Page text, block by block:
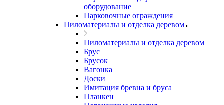
оборудование
Парковочные ограждения
Пиломатериалы и отделка деревом
Пиломатериалы и отделка деревом
Брус
Брусок
Вагонка
Доски
Имитация бревна и бруса
Планкен